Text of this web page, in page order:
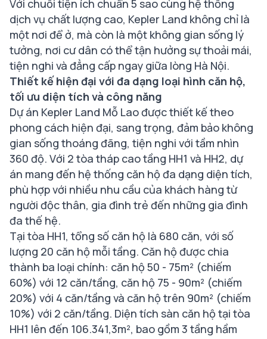
Với chuỗi tiện ích chuẩn 5 sao cùng hệ thống
dịch vụ chất lượng cao, Kepler Land không chỉ là
một nơi để ở, mà còn là một không gian sống lý
tưởng, nơi cư dân có thể tận hưởng sự thoải mái,
tiện nghi và đẳng cấp ngay giữa lòng Hà Nội.
Thiết kế hiện đại với đa dạng loại hình căn hộ,
tối ưu diện tích và công năng
Dự án Kepler Land Mỗ Lao được thiết kế theo
phong cách hiện đại, sang trọng, đảm bảo không
gian sống thoáng đãng, tiện nghi với tầm nhìn
360 độ. Với 2 tòa tháp cao tầng HH1 và HH2, dự
án mang đến hệ thống căn hộ đa dạng diện tích,
phù hợp với nhiều nhu cầu của khách hàng từ
người độc thân, gia đình trẻ đến những gia đình
đa thế hệ.
Tại tòa HH1, tổng số căn hộ là 680 căn, với số
lượng 20 căn hộ mỗi tầng. Căn hộ được chia
thành ba loại chính: căn hộ 50 - 75m² (chiếm
60%) với 12 căn/tầng, căn hộ 75 - 90m² (chiếm
20%) với 4 căn/tầng và căn hộ trên 90m² (chiếm
10%) với 2 căn/tầng. Diện tích sàn căn hộ tại tòa
HH1 lên đến 106.341,3m², bao gồm 3 tầng hầm